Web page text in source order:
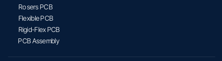
Rosers PCB
Flexible PCB
Rigid-Flex PCB
PCB Assembly